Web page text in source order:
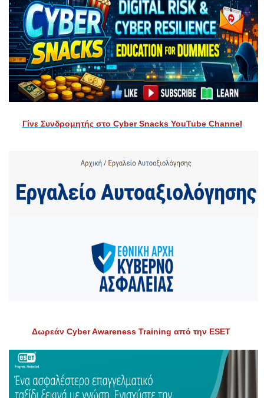
Γίνε Συνδρομητής στο Cyber Snacks YouTube Channel
Δωρεάν Cyber Awareness Training από την ESET